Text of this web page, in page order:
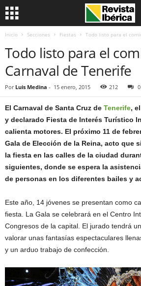
Inicio Secciones Fiestas Todo listo para el
Todo listo para el
Carnaval de Tenerife
Por Luis Medina - 15 enero, 2015 212 0
El Carnaval de Santa Cruz de Tenerife,
y declarado Fiesta de Interés Turístico
calienta motores. El próximo 11 de
Gala de Elección de la Reina, acto que
la fiesta en las calles de la ciudad
siguientes, donde se espera la
de personas en los diferentes bailes y
Este año, 14 jóvenes se presentan como
fiesta. La Gala se celebrará en el Centro
Congresos de la capital. El jurado tendrá
valorar unas fantasías espectaculares
y un arduo trabajo de confección.